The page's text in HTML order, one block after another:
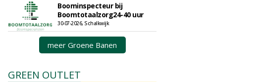
Boominspecteur bij
Boomtotaalzorg24-40 uur
30-07-2026, Schalkwijk
meer Groene Banen
GREEN OUTLET